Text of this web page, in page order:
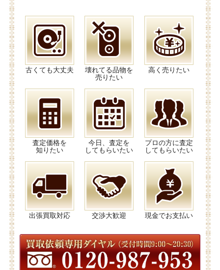
古くても大丈夫
壊れてる品物を
売りたい
高く売りたい
査定価格を
知りたい
今日、査定を
してもらいたい
プロの方に査定
してもらいたい
出張買取対応 交渉大歓迎 現金でお支払い